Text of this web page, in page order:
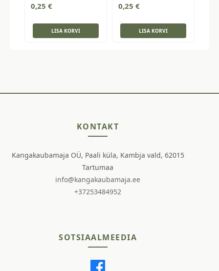
0,25 €
LISA KORVI
0,25 €
LISA KORVI
KONTAKT
Kangakaubamaja OÜ, Paali küla, Kambja vald, 62015
Tartumaa
info@kangakaubamaja.ee
+37253484952
SOTSIAALMEEDIA